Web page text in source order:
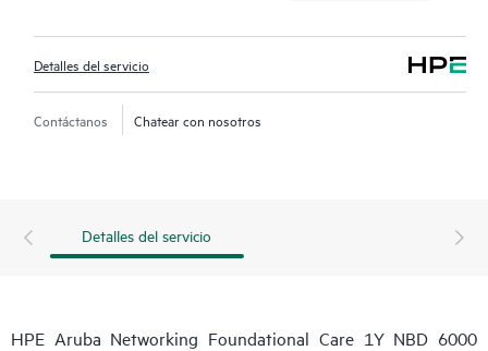
Detalles del servicio
Contáctanos Chatear con nosotros
Detalles del servicio
HPE Aruba Networking Foundational Care 1Y NBD 6000